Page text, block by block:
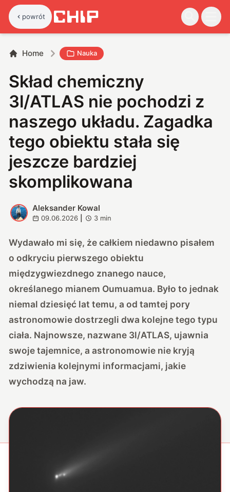
powrót
Home Nauka
Skład chemiczny
3l/ATLAS nie pochodzi z
naszego układu. Zagadka
tego obiektu stała się
jeszcze bardziej
skomplikowana
A
Aleksander Kowal
09.06.2026 3 min
Wydawało mi się, że całkiem niedawno pisałem
o odkryciu pierwszego obiektu
międzygwiezdnego znanego nauce,
określanego mianem Oumuamua. Było to jednak
niemal dziesięć lat temu, a od tamtej pory
astronomowie dostrzegli dwa kolejne tego typu
ciała. Najnowsze, nazwane 3l/ATLAS, ujawnia
swoje tajemnice, a astronomowie nie kryją
zdziwienia kolejnymi informacjami, jakie
wychodzą na jaw.